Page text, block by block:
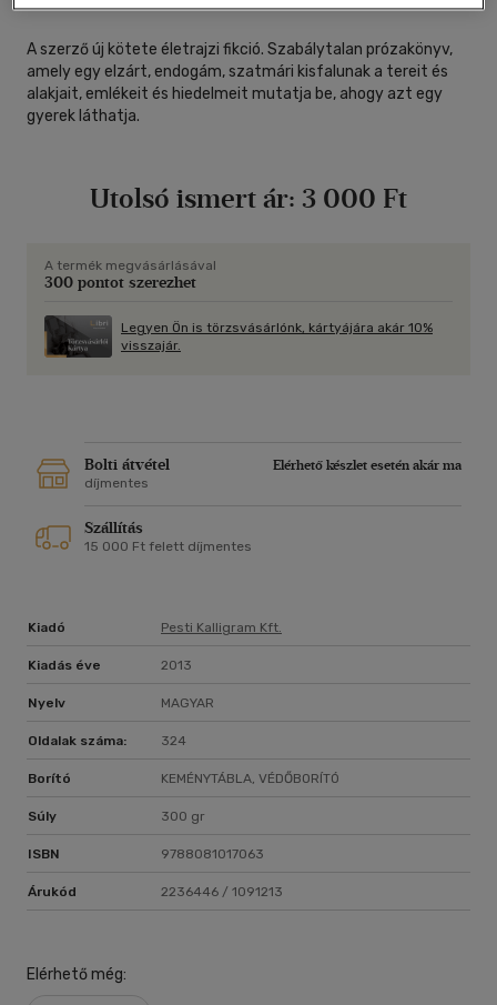
A szerző új kötete életrajzi fikció. Szabálytalan prózakönyv,
amely egy elzárt, endogám, szatmári kisfalunak a tereit és
alakjait, emlékeit és hiedelmeit mutatja be, ahogy azt egy
gyerek láthatja.
Utolsó ismert ár: 3 000 Ft
A termék megvásárlásával
300 pontot szerezhet
Legyen Ön is törzsvásárlónk, kártyájára akár 10%
visszajár.
Bolti átvétel
Elérhető készlet esetén akár ma
díjmentes
Szállítás
15 000 Ft felett díjmentes
Kiadó Pesti Kalligram Kft.
Kiadás éve 2013
Nyelv MAGYAR
Oldalak száma: 324
Borító KEMÉNYTÁBLA, VÉDŐBORÍTÓ
Súly 300 gr
ISBN 9788081017063
Árukód 2236446 / 1091213
Elérhető még: